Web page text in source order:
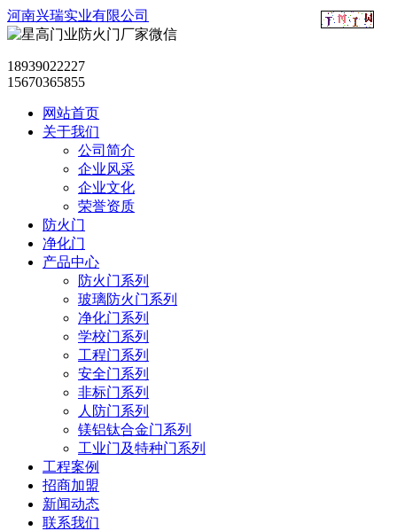
河南兴瑞实业有限公司
18939022227
15670365855
网站首页
关于我们
公司简介
企业风采
企业文化
荣誉资质
防火门
净化门
产品中心
防火门系列
玻璃防火门系列
净化门系列
学校门系列
工程门系列
安全门系列
非标门系列
人防门系列
镁铝钛合金门系列
工业门及特种门系列
工程案例
招商加盟
新闻动态
联系我们